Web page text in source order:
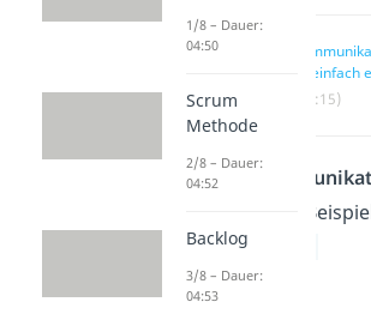
— einfach
(00:15)
Was ist das
Erklärungen und
hier und im
1/8 – Dauer:
04:50
Scrum
Methode
2/8 – Dauer:
04:52
Backlog
3/8 – Dauer:
04:53